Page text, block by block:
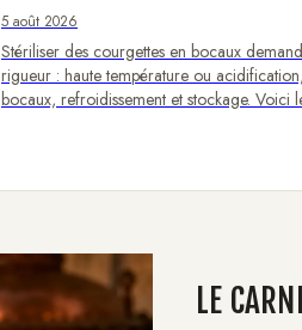
5 août 2026
Stériliser des courgettes en bocaux
rigueur : haute température ou
bocaux, refroidissement et stockage. Voici
LE